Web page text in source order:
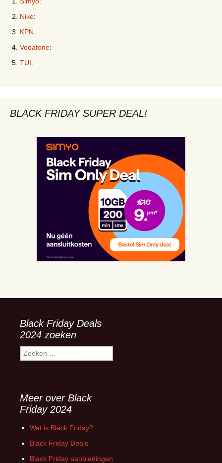
Nike:
KPN:
Vodafone:
TUI:
BLACK FRIDAY SUPER DEAL!
Black Friday Deals
2024 zoeken
Zoeken
naar:
Meer over Black
Friday 2024
Wat is Black Friday?
Black Friday Deals
Black Friday aanbiedingen